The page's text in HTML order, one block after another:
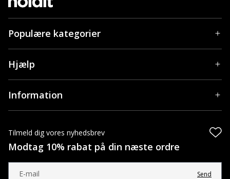
Populære kategorier
Hjælp
Information
Tilmeld dig vores nyhedsbrev
Modtag 10% rabat på din næste ordre
Send